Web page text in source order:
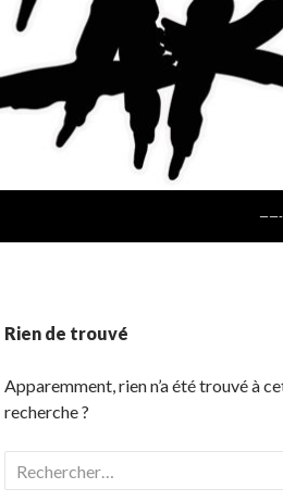
——-
Rien de trouvé
Apparemment, rien n’a été trouvé à
recherche ?
Rechercher :